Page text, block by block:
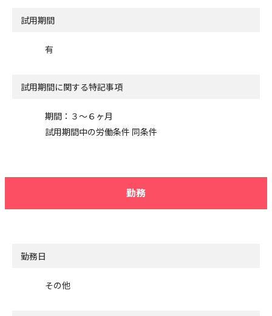
試用期間
有
試用期間に関する特記事項
期間：３〜６ヶ月
試用期間中の労働条件 同条件
勤務
勤務日
その他